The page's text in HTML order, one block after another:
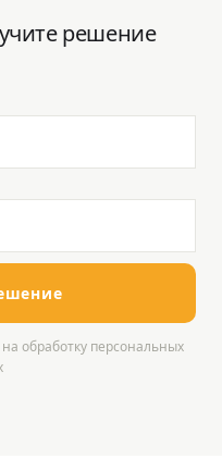
решение
обработку персональных